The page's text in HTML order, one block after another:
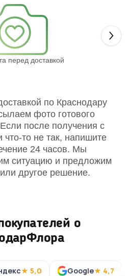
перед доставкой
по Краснодару
фото готового
Если после получения с
что-то не так, напишите
24 часов. Мы
ситуацию и предложим
другое решение.
о
★ 5,0 Google★ 4,7